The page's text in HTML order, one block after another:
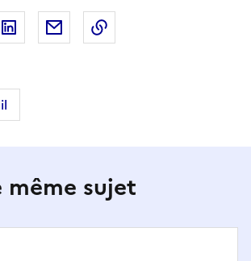
Facebooksur X (anciennement Twitter)
Partager sur LinkedIn
Partager par email
même sujet